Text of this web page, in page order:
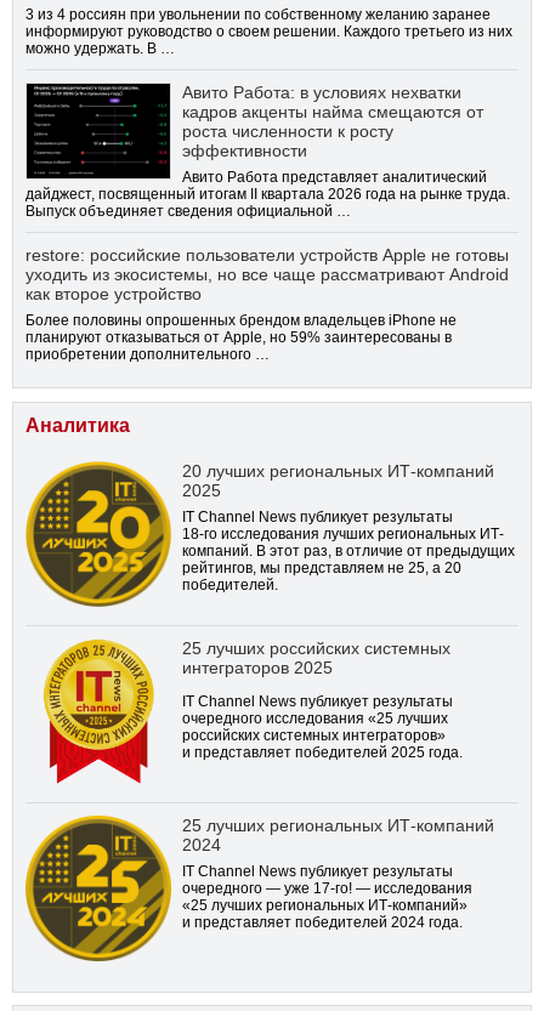
3 из 4 россиян при увольнении по собственному желанию заранее
информируют руководство о своем решении. Каждого третьего из них
можно удержать. В …
Авито Работа: в условиях нехватки
кадров акценты найма смещаются от
роста численности к росту
эффективности
Авито Работа представляет аналитический
дайджест, посвященный итогам II квартала 2026 года на рынке труда.
Выпуск объединяет сведения официальной …
restore: российские пользователи устройств Apple не готовы
уходить из экосистемы, но все чаще рассматривают Android
как второе устройство
Более половины опрошенных брендом владельцев iPhone не
планируют отказываться от Apple, но 59% заинтересованы в
приобретении дополнительного …
Аналитика
20 лучших региональных ИТ-компаний
2025
IT Channel News публикует результаты
18-го исследования лучших региональных ИТ-
компаний. В этот раз, в отличие от предыдущих
рейтингов, мы представляем не 25, а 20
победителей.
25 лучших российских системных
интеграторов 2025
IT Channel News публикует результаты
очередного исследования «25 лучших
российских системных интеграторов»
и представляет победителей 2025 года.
25 лучших региональных ИТ-компаний
2024
IT Channel News публикует результаты
очередного — уже 17-го! — исследования
«25 лучших региональных ИТ-компаний»
и представляет победителей 2024 года.